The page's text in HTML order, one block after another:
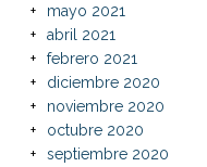
mayo 2021
abril 2021
febrero 2021
diciembre 2020
noviembre 2020
octubre 2020
septiembre 2020